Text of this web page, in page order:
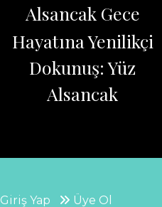
Alsancak Gece
Hayatına Yenilikçi
Dokunuş: Yüz
Alsancak
Giriş Yap Üye Ol